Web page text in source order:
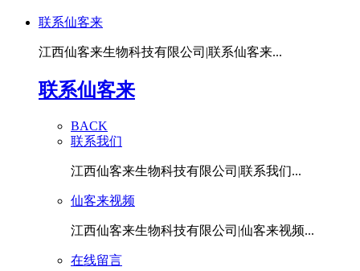
联系仙客来
江西仙客来生物科技有限公司|联系仙客来...
联系仙客来
BACK
联系我们
江西仙客来生物科技有限公司|联系我们...
仙客来视频
江西仙客来生物科技有限公司|仙客来视频...
在线留言